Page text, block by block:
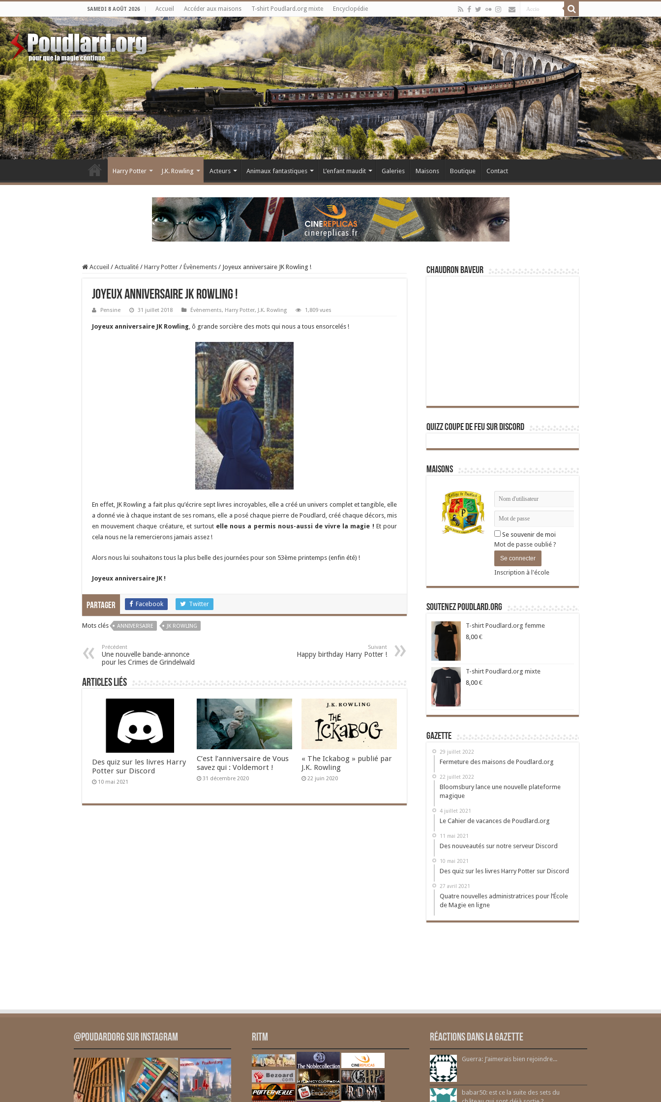
SAMEDI 8 AOÛT 2026 Accueil Accéder aux maisons T-shirt Poudlard.org mixte Encyclopédie
Harry Potter J.K. Rowling Acteurs Animaux fantastiques L’enfant maudit Galeries Maisons Boutique Contact
Accueil / Actualité / Harry Potter / Évènements / Joyeux anniversaire JK Rowling !
Joyeux anniversaire JK Rowling !
Pensine 31 juillet 2018 Évènements, Harry Potter, J.K. Rowling 1,809 vues
Joyeux anniversaire JK Rowling, ô grande sorcière des mots qui nous a tous ensorcelés !
En effet, JK Rowling a fait plus qu’écrire sept livres incroyables, elle a créé un univers complet et tangible, elle
a donné vie à chaque instant de ses romans, elle a posé chaque pierre de Poudlard, créé chaque décors, mis
en mouvement chaque créature, et surtout elle nous a permis nous-aussi de vivre la magie ! Et pour
cela nous ne la remercierons jamais assez !
Alors nous lui souhaitons tous la plus belle des journées pour son 53ème printemps (enfin été) !
Joyeux anniversaire JK !
Partager Facebook Twitter
Mots clés ANNIVERSAIRE JK ROWLING
Précédent
Une nouvelle bande-annonce
pour les Crimes de Grindelwald
Suivant
Happy birthday Harry Potter !
Articles liés
Des quiz sur les livres Harry
Potter sur Discord
10 mai 2021
C’est l’anniversaire de Vous
savez qui : Voldemort !
31 décembre 2020
« The Ickabog » publié par
J.K. Rowling
22 juin 2020
Chaudron Baveur
Quizz Coupe de Feu sur Discord
Maisons
Se souvenir de moi
Mot de passe oublié ?
Inscription à l'école
Soutenez Poudlard.org
T-shirt Poudlard.org femme
8,00 €
T-shirt Poudlard.org mixte
8,00 €
Gazette
29 juillet 2022
Fermeture des maisons de Poudlard.org
22 juillet 2022
Bloomsbury lance une nouvelle plateforme
magique
4 juillet 2021
Le Cahier de vacances de Poudlard.org
11 mai 2021
Des nouveautés sur notre serveur Discord
10 mai 2021
Des quiz sur les livres Harry Potter sur Discord
27 avril 2021
Quatre nouvelles administratrices pour l’École
de Magie en ligne
@PoudardOrg sur Instagram RITM Réactions dans la gazette
Guerra: J’aimerais bien rejoindre...
babar50: est ce la suite des sets du